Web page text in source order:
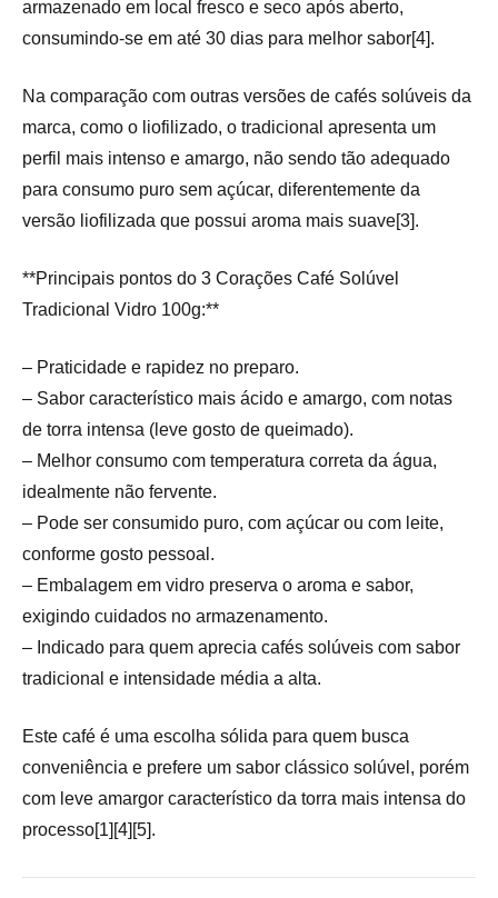
armazenado em local fresco e seco após aberto,
consumindo-se em até 30 dias para melhor sabor[4].
Na comparação com outras versões de cafés solúveis da
marca, como o liofilizado, o tradicional apresenta um
perfil mais intenso e amargo, não sendo tão adequado
para consumo puro sem açúcar, diferentemente da
versão liofilizada que possui aroma mais suave[3].
**Principais pontos do 3 Corações Café Solúvel
Tradicional Vidro 100g:**
– Praticidade e rapidez no preparo.
– Sabor característico mais ácido e amargo, com notas
de torra intensa (leve gosto de queimado).
– Melhor consumo com temperatura correta da água,
idealmente não fervente.
– Pode ser consumido puro, com açúcar ou com leite,
conforme gosto pessoal.
– Embalagem em vidro preserva o aroma e sabor,
exigindo cuidados no armazenamento.
– Indicado para quem aprecia cafés solúveis com sabor
tradicional e intensidade média a alta.
Este café é uma escolha sólida para quem busca
conveniência e prefere um sabor clássico solúvel, porém
com leve amargor característico da torra mais intensa do
processo[1][4][5].